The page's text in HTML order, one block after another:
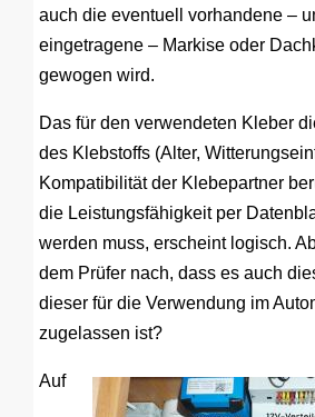
auch die eventuell vorhandene –
eingetragene – Markise oder
gewogen wird.
Das für den verwendeten Kleber
des Klebstoffs (Alter,
Kompatibilität der Klebepartner
die Leistungsfähigkeit per
werden muss, erscheint logisch.
dem Prüfer nach, dass es auch
dieser für die Verwendung im
zugelassen ist?
Auf